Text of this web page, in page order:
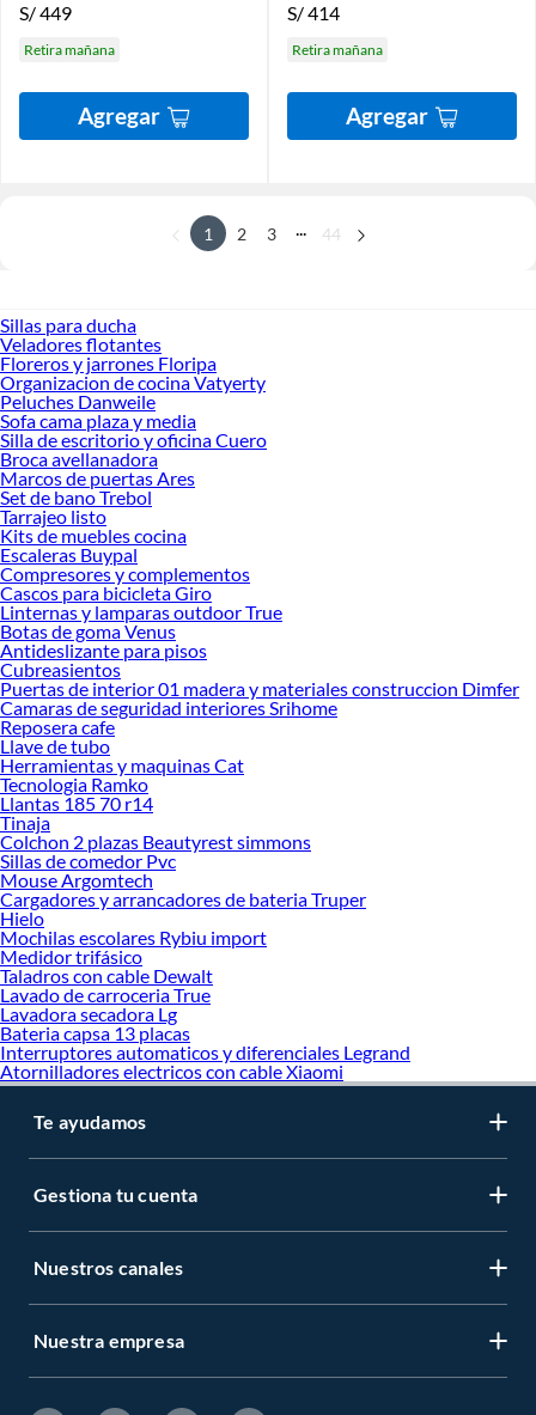
S/449
Retira mañana
Agregar
S/414
Retira mañana
Agregar
1 2 3 44
Sillas para ducha
Veladores flotantes
Floreros y jarrones Floripa
Organizacion de cocina Vatyerty
Peluches Danweile
Sofa cama plaza y media
Silla de escritorio y oficina Cuero
Broca avellanadora
Marcos de puertas Ares
Set de bano Trebol
Tarrajeo listo
Kits de muebles cocina
Escaleras Buypal
Compresores y complementos
Cascos para bicicleta Giro
Linternas y lamparas outdoor True
Botas de goma Venus
Antideslizante para pisos
Cubreasientos
Puertas de interior 01 madera y materiales construccion Dimfer
Camaras de seguridad interiores Srihome
Reposera cafe
Llave de tubo
Herramientas y maquinas Cat
Tecnologia Ramko
Llantas 185 70 r14
Tinaja
Colchon 2 plazas Beautyrest simmons
Sillas de comedor Pvc
Mouse Argomtech
Cargadores y arrancadores de bateria Truper
Hielo
Mochilas escolares Rybiu import
Medidor trifásico
Taladros con cable Dewalt
Lavado de carroceria True
Lavadora secadora Lg
Bateria capsa 13 placas
Interruptores automaticos y diferenciales Legrand
Atornilladores electricos con cable Xiaomi
Te ayudamos
Gestiona tu cuenta
Nuestros canales
Nuestra empresa